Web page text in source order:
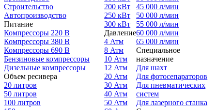
Строительство
Автопроизводство
Питание
Компрессоры 220 В
Компрессоры 380 В
Компрессоры 690 В
Бензиновые компрессоры
Дизельные компрессоры
Объем ресивера
20 литров
50 литров
100 литров
200 кВт
250 кВт
300 кВт
Давление
4 Атм
8 Атм
10 Атм
12 Атм
20 Атм
30 Атм
40 Атм
50 Атм
45 000 л/мин
50 000 л/мин
55 000 л/мин
60 000 л/мин
65 000 л/мин
Специальное
назначение
Для шахт
Для фотосепараторов
Для пневматических
систем
Для лазерного станка